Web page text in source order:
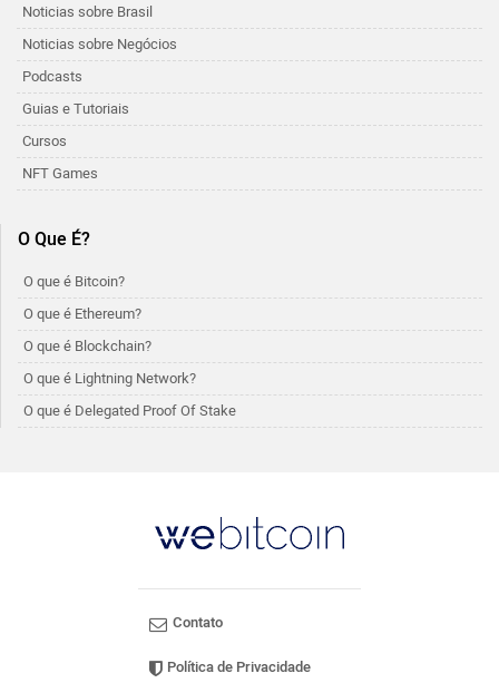
Noticias sobre Brasil
Noticias sobre Negócios
Podcasts
Guias e Tutoriais
Cursos
NFT Games
O Que É?
O que é Bitcoin?
O que é Ethereum?
O que é Blockchain?
O que é Lightning Network?
O que é Delegated Proof Of Stake
Contato
Política de Privacidade